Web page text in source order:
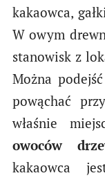
kakaowca,
W owym
stanowisk z
Można
powąchać
właśnie
owoców
kakaowca